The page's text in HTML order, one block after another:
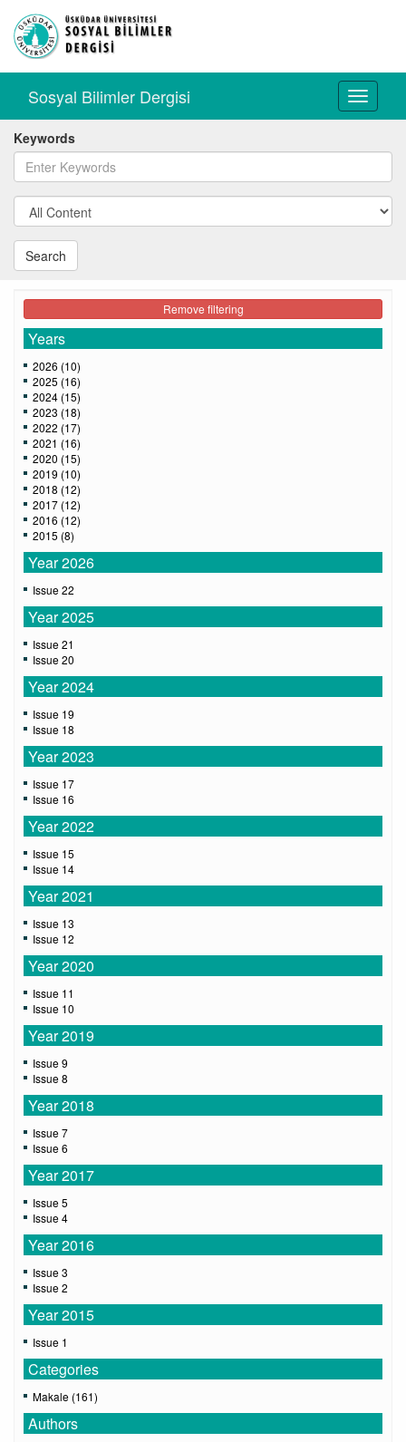
Toggle
Sosyal Bilimler Dergisi
Keywords
Search
Remove filtering
Years
2026 (10)
2025 (16)
2024 (15)
2023 (18)
2022 (17)
2021 (16)
2020 (15)
2019 (10)
2018 (12)
2017 (12)
2016 (12)
2015 (8)
Year 2026
Issue 22
Year 2025
Issue 21
Issue 20
Year 2024
Issue 19
Issue 18
Year 2023
Issue 17
Issue 16
Year 2022
Issue 15
Issue 14
Year 2021
Issue 13
Issue 12
Year 2020
Issue 11
Issue 10
Year 2019
Issue 9
Issue 8
Year 2018
Issue 7
Issue 6
Year 2017
Issue 5
Issue 4
Year 2016
Issue 3
Issue 2
Year 2015
Issue 1
Categories
Makale (161)
Authors